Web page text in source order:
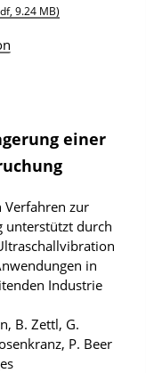
9.24 MB)
einer
Verfahren zur
unterstützt durch
in
Industrie
B. Zettl, G.
P. Beer